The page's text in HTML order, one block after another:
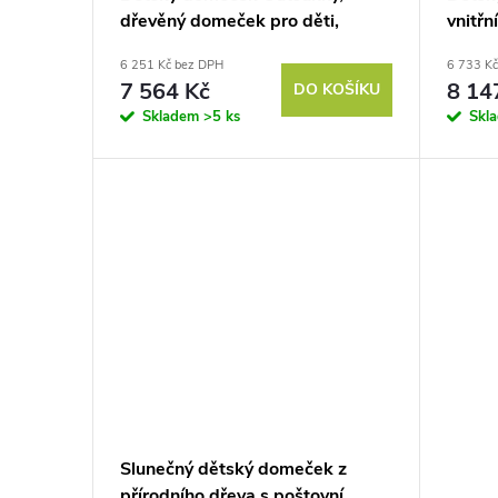
t
d
dřevěný domeček pro děti,
okny, květináče, 3-8 let, modrý
6 251 Kč bez DPH
7 564 Kč
Skladem >5 ks
DO KOŠÍKU
6 733
8
Slunečný dětský domeček z